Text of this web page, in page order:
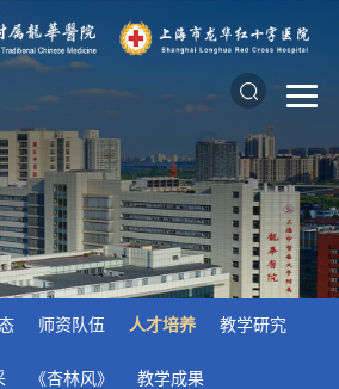
师资队伍 人才培养 教学研究
《杏林风》 教学成果